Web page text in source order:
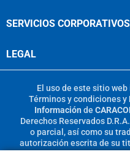
SERVICIOS CORPORATIVOS
LEGAL
El uso de este sitio
Términos y condicionesy
Información de
Derechos Reservados
o parcial, así como su
autorización escrita de su